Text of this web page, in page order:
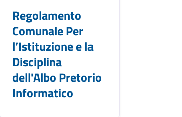
Regolamento
Comunale Per
l’Istituzione e la
Disciplina
dell'Albo Pretorio
Informatico